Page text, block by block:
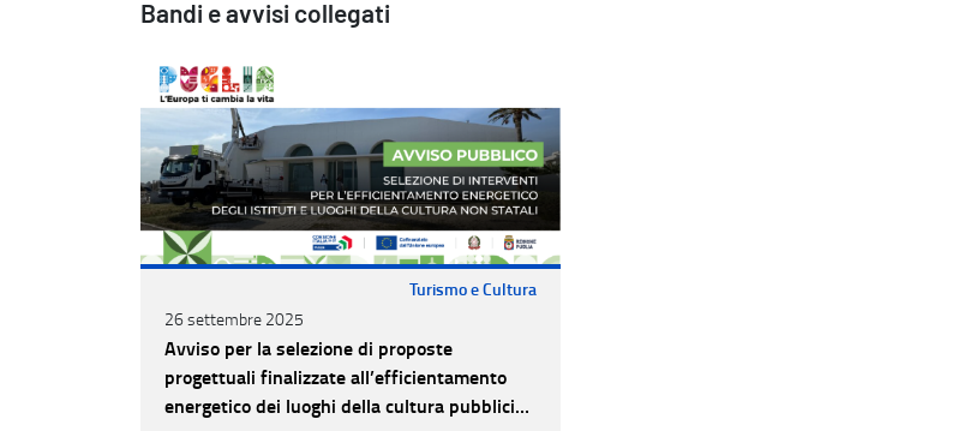
Bandi e avvisi collegati
Turismo e Cultura
26 settembre 2025
Avviso per la selezione di proposte
progettuali finalizzate all’efficientamento
energetico dei luoghi della cultura pubblici